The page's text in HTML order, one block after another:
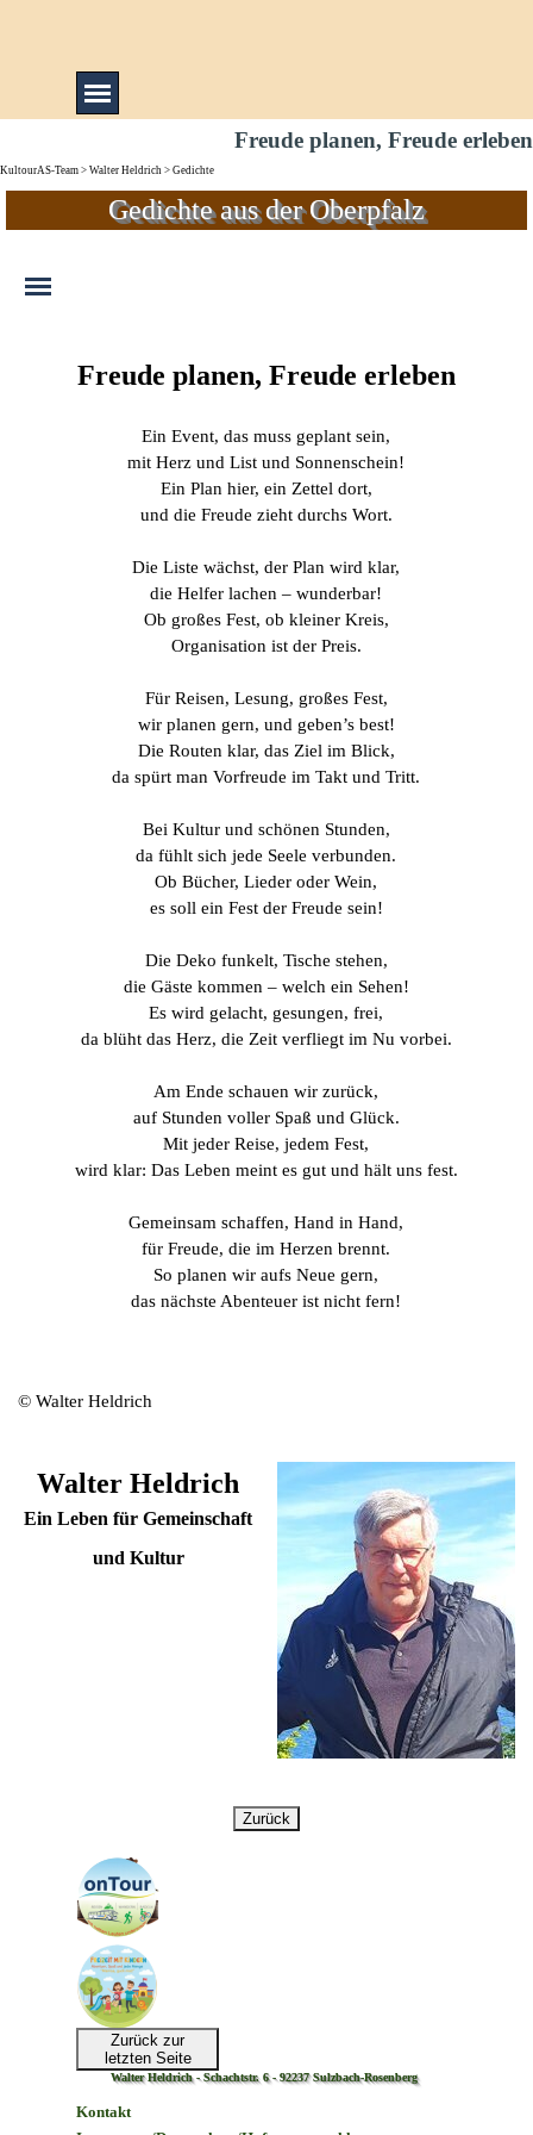
Menü überspringen
Freude planen, Freude erleben
KultourAS-Team > Walter Heldrich > Gedichte
Gedichte aus der Oberpfalz
Freude planen, Freude erleben
Ein Event, das muss geplant sein,
mit Herz und List und Sonnenschein!
Ein Plan hier, ein Zettel dort,
und die Freude zieht durchs Wort.
Die Liste wächst, der Plan wird klar,
die Helfer lachen – wunderbar!
Ob großes Fest, ob kleiner Kreis,
Organisation ist der Preis.
Für Reisen, Lesung, großes Fest,
wir planen gern, und geben’s best!
Die Routen klar, das Ziel im Blick,
da spürt man Vorfreude im Takt und Tritt.
Bei Kultur und schönen Stunden,
da fühlt sich jede Seele verbunden.
Ob Bücher, Lieder oder Wein,
es soll ein Fest der Freude sein!
Die Deko funkelt, Tische stehen,
die Gäste kommen – welch ein Sehen!
Es wird gelacht, gesungen, frei,
da blüht das Herz, die Zeit verfliegt im Nu vorbei.
Am Ende schauen wir zurück,
auf Stunden voller Spaß und Glück.
Mit jeder Reise, jedem Fest,
wird klar: Das Leben meint es gut und hält uns fest.
Gemeinsam schaffen, Hand in Hand,
für Freude, die im Herzen brennt.
So planen wir aufs Neue gern,
das nächste Abenteuer ist nicht fern!
© Walter Heldrich
Walter Heldrich
Ein Leben für Gemeinschaft
und Kultur
Zurück
Zurück zur
letzten Seite
Kontakt
Walter Heldrich - Schachtstr. 6 - 92237 Sulzbach-Rosenberg